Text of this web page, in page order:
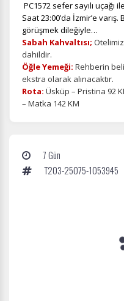
PC1572 sefer sayılı uçağı
Saat 23:00’da İzmir’e
görüşmek dileğiyle…
Sabah Kahvaltısı;
dahildir.
Öğle Yemeği: Rehberin
ekstra olarak alınacaktır.
Rota: Üsküp – Pristina 92
– Matka 142 KM
7 Gün
T203-25075-1053945